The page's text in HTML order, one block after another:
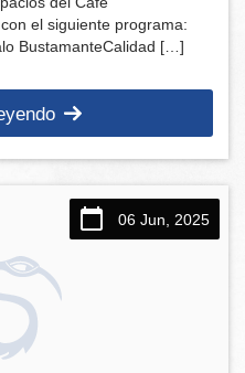
el siguiente programa:
BustamanteCalidad […]
06 Jun, 2025